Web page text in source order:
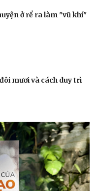
ở rể ra làm "vũ khí"
mươi và cách duy trì